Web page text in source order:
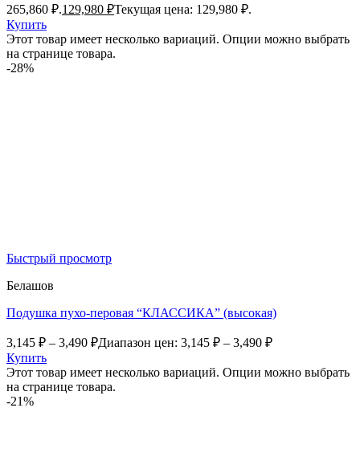
265,860 ₽.129,980 ₽Текущая цена: 129,980 ₽.
Купить
Этот товар имеет несколько вариаций. Опции можно выбрать
на странице товара.
-28%
Быстрый просмотр
Белашов
Подушка пухо-перовая “КЛАССИКА” (высокая)
3,145 ₽ – 3,490 ₽Диапазон цен: 3,145 ₽ – 3,490 ₽
Купить
Этот товар имеет несколько вариаций. Опции можно выбрать
на странице товара.
-21%